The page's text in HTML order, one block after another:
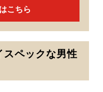
こちら
スペックな男性